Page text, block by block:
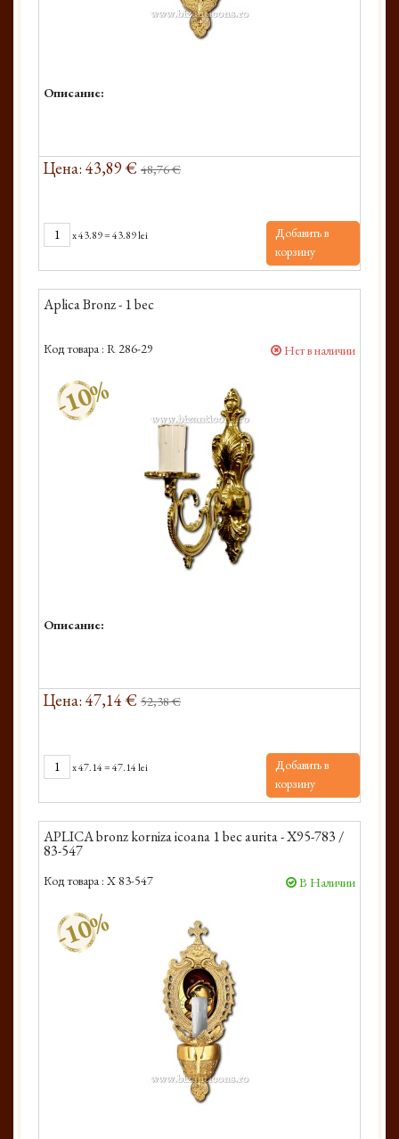
Описание:
Цена: 43,89 € 48,76 €
x43.89=43.89 lei
Добавить в
корзину
Aplica Bronz - 1 bec
Код товара : R 286-29 Нет в наличии
-10%
Описание:
Цена: 47,14 € 52,38 €
x47.14=47.14 lei
Добавить в
корзину
APLICA bronz korniza icoana 1 bec aurita - X95-783 /
83-547
Код товара : X 83-547 В Наличии
-10%